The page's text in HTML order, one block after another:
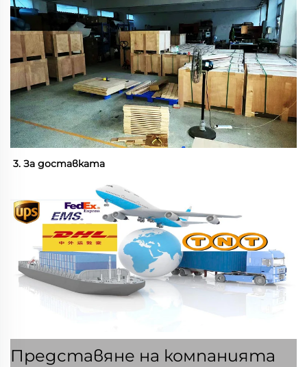
3. За доставката
Представяне на компанията